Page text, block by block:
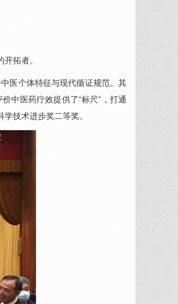
拓者。
医个体特征与现代循证规范。其
中医药疗效提供了“标尺”，打通
技术进步奖二等奖。